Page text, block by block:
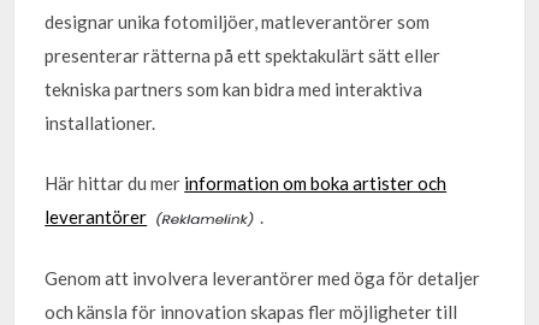
designar unika fotomiljöer, matleverantörer som
presenterar rätterna på ett spektakulärt sätt eller
tekniska partners som kan bidra med interaktiva
installationer.
Här hittar du mer information om boka artister och
leverantörer
.
Genom att involvera leverantörer med öga för detaljer
och känsla för innovation skapas fler möjligheter till